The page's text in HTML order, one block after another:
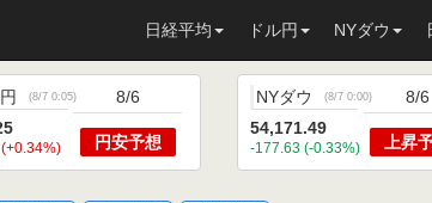
日経平均 ドル円 NYダウ
(8/7 0:05) 8/6
円安予想
NYダウ (8/7 0:00)
54,171.49
-177.63 (-0.33%)
8/6
上昇